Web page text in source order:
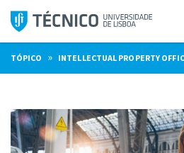
Saltar
para
o
conteúdo
TÓPICO » INTELLECTUAL PROPERTY